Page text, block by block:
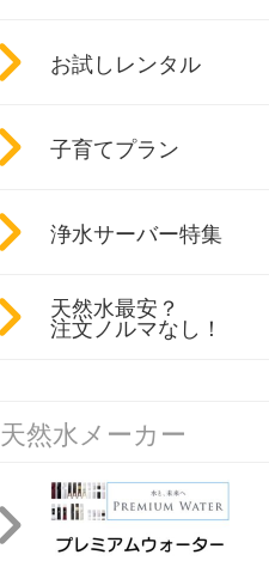
お試しレンタル
子育てプラン
浄水サーバー特集
天然水最安？
注文ノルマなし！
天然水メーカー